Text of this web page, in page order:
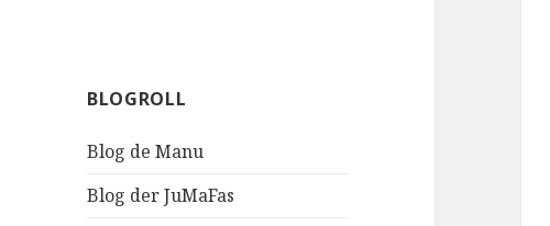
BLOGROLL
Blog de Manu
Blog der JuMaFas